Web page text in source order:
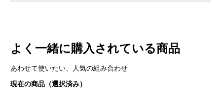
よく一緒に購入されている商品
あわせて使いたい、人気の組み合わせ
現在の商品（選択済み）